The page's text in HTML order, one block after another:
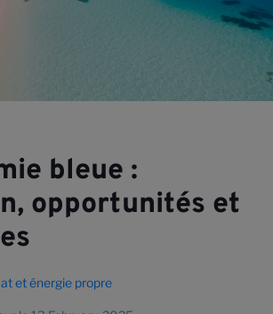
bleue :
opportunités et
et énergie propre